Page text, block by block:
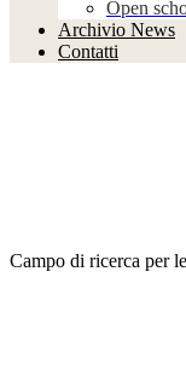
Open
Archivio News
Contatti
Campo di ricerca per